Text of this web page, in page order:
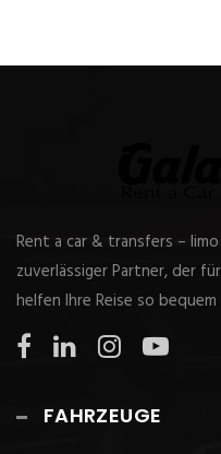
Rent a car & transfers –
zuverlässiger Partner, der
helfen Ihre Reise so
FAHRZEUGE